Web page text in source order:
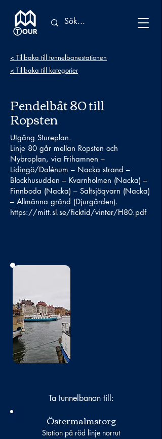
< Tillbaka till tunnelbanestationen
< Tillbaka till kategorier
Pendelbåt 80 till
Ropsten
Utgång Stureplan.
Linje 80 går mellan Ropsten och
Nybroplan, via Frihamnen –
Lidingö/Dalénum – Nacka strand –
Blockhusudden – Kvarnholmen (Nacka) –
Finnboda (Nacka) – Saltsjöqvarn (Nacka)
– Allmänna gränd (Djurgården).
https://mitt.sl.se/ficktid/vinter/H80.pdf
Bild
saknas
Ta tunnelbanan till:
Östermalmstorg
Station på röd linje norrut